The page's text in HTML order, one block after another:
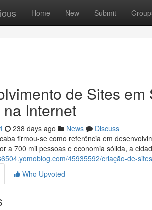
Home New Submit
de Sites
Internet
238 days ago News
Discuss
firmou-se como referência em
a 700 mil pessoas e economia sólida, a
45935592/criação-de-
Who Upvoted